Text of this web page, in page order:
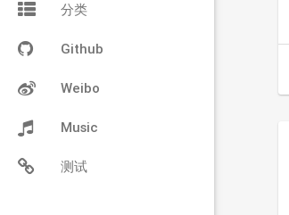
分类
Github
Weibo
Music
测试